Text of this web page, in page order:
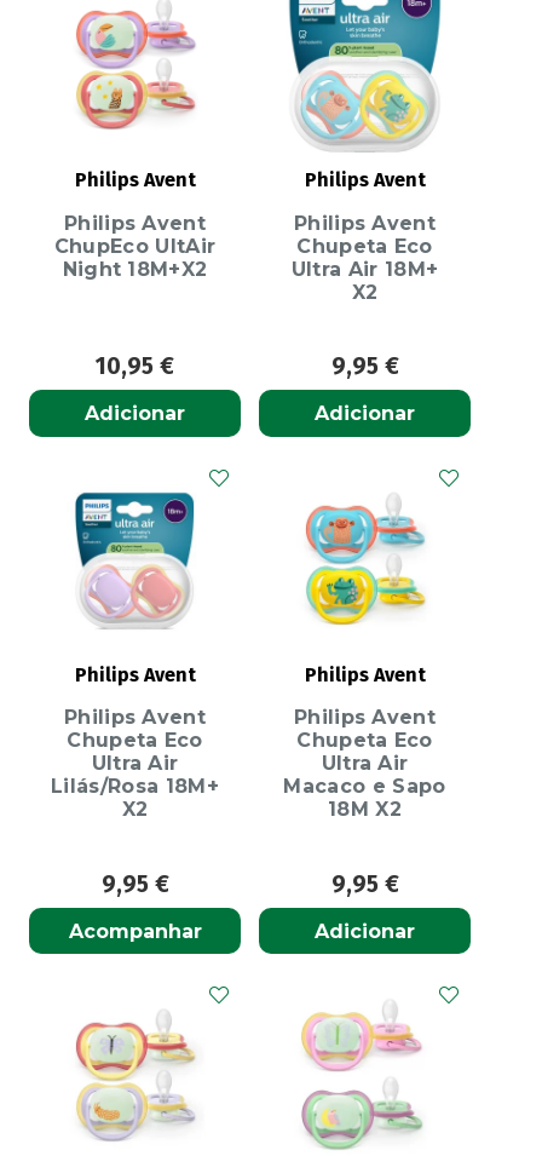
Philips Avent
Philips Avent
ChupEco UltAir
Night 18M+X2
10,95 €
Adicionar
Philips Avent
Philips Avent
Chupeta Eco
Ultra Air 18M+
X2
9,95 €
Adicionar
Philips Avent
Philips Avent
Chupeta Eco
Ultra Air
Lilás/Rosa 18M+
X2
9,95 €
Acompanhar
Philips Avent
Philips Avent
Chupeta Eco
Ultra Air
Macaco e Sapo
18M X2
9,95 €
Adicionar